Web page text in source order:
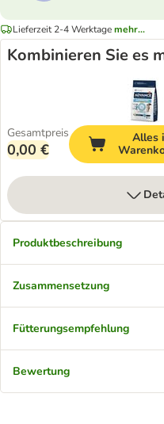
Lieferzeit 2-4 Werktagemehr...
Kombinieren Sie es
Gesamtpreis
0,00 €
Alles
Produktbeschreibung
Zusammensetzung
Fütterungsempfehlung
Bewertung